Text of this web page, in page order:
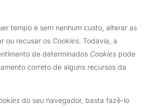
tempo e sem nenhum custo, alterar as
ou recusar os Cookies. Todavia, a
de determinados Cookies pode
correto de alguns recursos da
do seu navegador, basta fazê-lo